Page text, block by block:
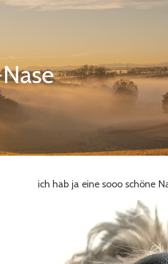
ich hab ja eine sooo schöne